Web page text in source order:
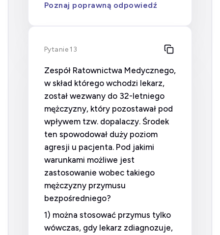
Poznaj poprawną odpowiedź
Pytanie 13
Zespół Ratownictwa Medycznego,
w skład którego wchodzi lekarz,
został wezwany do 32-letniego
mężczyzny, który pozostawał pod
wpływem tzw. dopalaczy. Środek
ten spowodował duży poziom
agresji u pacjenta. Pod jakimi
warunkami możliwe jest
zastosowanie wobec takiego
mężczyzny przymusu
bezpośredniego?
1) można stosować przymus tylko
wówczas, gdy lekarz zdiagnozuje,